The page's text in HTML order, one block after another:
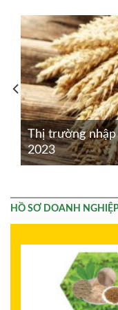
Thị trường nhập
2023
HỒ SƠ DOANH